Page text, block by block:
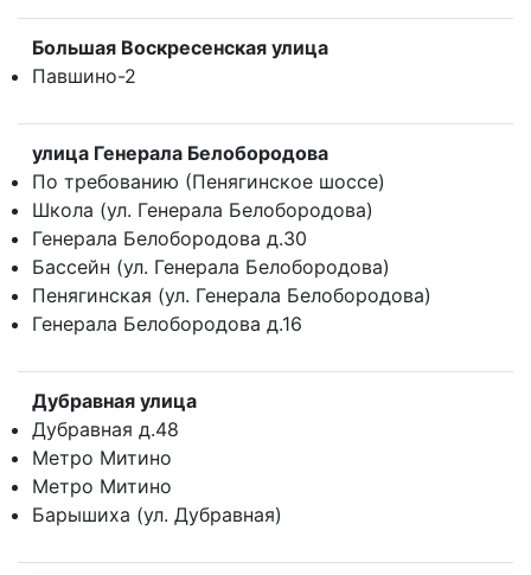
Большая Воскресенская улица
Павшино-2
улица Генерала Белобородова
По требованию (Пенягинское шоссе)
Школа (ул. Генерала Белобородова)
Генерала Белобородова д.30
Бассейн (ул. Генерала Белобородова)
Пенягинская (ул. Генерала Белобородова)
Генерала Белобородова д.16
Дубравная улица
Дубравная д.48
Метро Митино
Метро Митино
Барышиха (ул. Дубравная)